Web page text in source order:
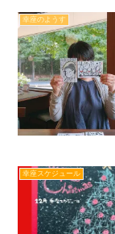
幸座のようす
幸座スケジュール